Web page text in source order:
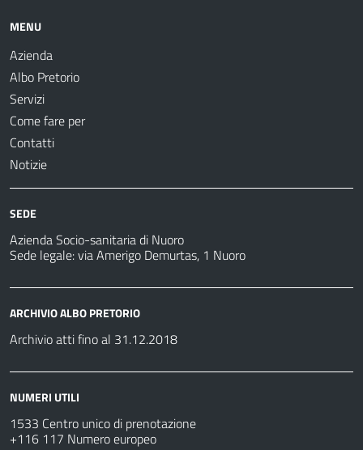
MENU
Azienda
Albo Pretorio
Servizi
Come fare per
Contatti
Notizie
SEDE
Azienda Socio-sanitaria di Nuoro
Sede legale: via Amerigo Demurtas, 1 Nuoro
ARCHIVIO ALBO PRETORIO
Archivio atti fino al 31.12.2018
NUMERI UTILI
1533 Centro unico di prenotazione
+116 117 Numero europeo